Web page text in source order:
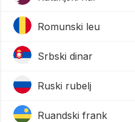
Romunski leu
Srbski dinar
Ruski rubelj
Ruandski frank